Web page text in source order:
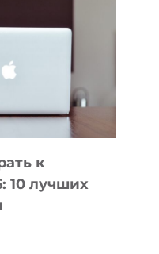
к
10 лучших